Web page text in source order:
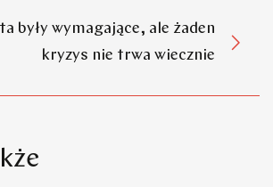
były wymagające, ale żaden
kryzys nie trwa wiecznie